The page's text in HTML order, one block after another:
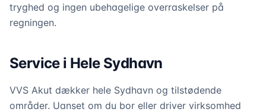
tryghed og ingen ubehagelige overraskelser på
regningen.
Service i Hele Sydhavn
VVS Akut dækker hele Sydhavn og tilstødende
områder. Uanset om du bor eller driver virksomhed